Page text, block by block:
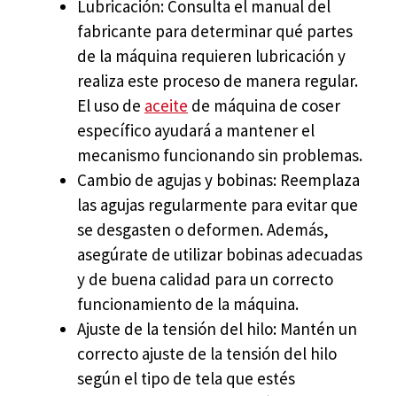
Lubricación: Consulta el manual del
fabricante para determinar qué partes
de la máquina requieren lubricación y
realiza este proceso de manera regular.
El uso de aceite de máquina de coser
específico ayudará a mantener el
mecanismo funcionando sin problemas.
Cambio de agujas y bobinas: Reemplaza
las agujas regularmente para evitar que
se desgasten o deformen. Además,
asegúrate de utilizar bobinas adecuadas
y de buena calidad para un correcto
funcionamiento de la máquina.
Ajuste de la tensión del hilo: Mantén un
correcto ajuste de la tensión del hilo
según el tipo de tela que estés